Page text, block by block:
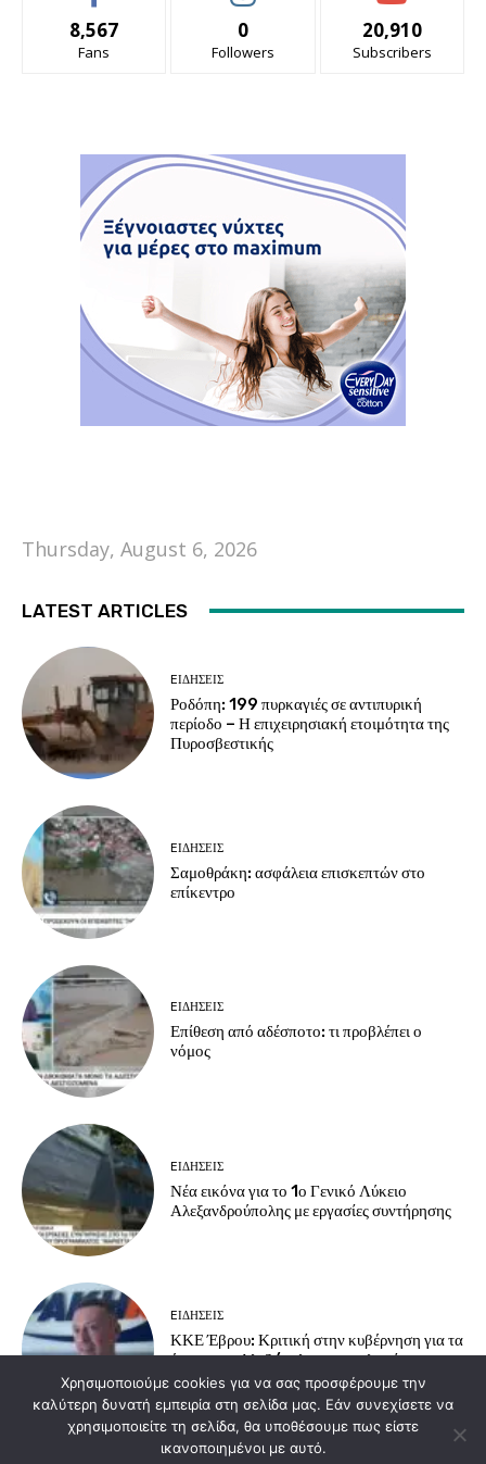
8,567
Fans
0
Followers
20,910
Subscribers
Thursday, August 6, 2026
LATEST ARTICLES
EΙΔΗΣΕΙΣ
Ροδόπη: 199 πυρκαγιές σε αντιπυρική
περίοδο – Η επιχειρησιακή ετοιμότητα της
Πυροσβεστικής
EΙΔΗΣΕΙΣ
Σαμοθράκη: ασφάλεια επισκεπτών στο
επίκεντρο
EΙΔΗΣΕΙΣ
Επίθεση από αδέσποτο: τι προβλέπει ο
νόμος
EΙΔΗΣΕΙΣ
Νέα εικόνα για το 1ο Γενικό Λύκειο
Αλεξανδρούπολης με εργασίες συντήρησης
EΙΔΗΣΕΙΣ
ΚΚΕ Έβρου: Κριτική στην κυβέρνηση για τα
έργα στην Αλεξ/πολη και εμπλοκή στους
νατοϊκούς σχεδιασμούς
Load more
Χρησιμοποιούμε cookies για να σας προσφέρουμε την
καλύτερη δυνατή εμπειρία στη σελίδα μας. Εάν συνεχίσετε να
χρησιμοποιείτε τη σελίδα, θα υποθέσουμε πως είστε
ικανοποιημένοι με αυτό.